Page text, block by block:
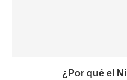
¿Por qué el